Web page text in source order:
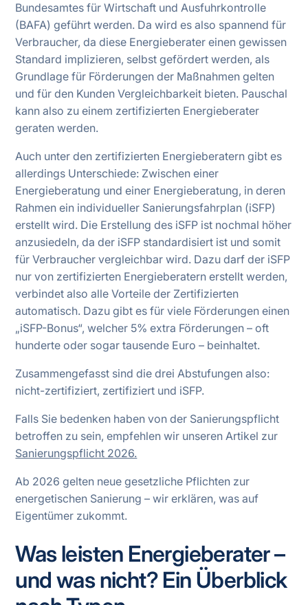
Bundesamtes für Wirtschaft und Ausfuhrkontrolle
(BAFA) geführt werden. Da wird es also spannend für
Verbraucher, da diese Energieberater einen gewissen
Standard implizieren, selbst gefördert werden, als
Grundlage für Förderungen der Maßnahmen gelten
und für den Kunden Vergleichbarkeit bieten. Pauschal
kann also zu einem zertifizierten Energieberater
geraten werden.
Auch unter den zertifizierten Energieberatern gibt es
allerdings Unterschiede: Zwischen einer
Energieberatung und einer Energieberatung, in deren
Rahmen ein individueller Sanierungsfahrplan (iSFP)
erstellt wird. Die Erstellung des iSFP ist nochmal höher
anzusiedeln, da der iSFP standardisiert ist und somit
für Verbraucher vergleichbar wird. Dazu darf der iSFP
nur von zertifizierten Energieberatern erstellt werden,
verbindet also alle Vorteile der Zertifizierten
automatisch. Dazu gibt es für viele Förderungen einen
„iSFP-Bonus“, welcher 5% extra Förderungen – oft
hunderte oder sogar tausende Euro – beinhaltet.
Zusammengefasst sind die drei Abstufungen also:
nicht-zertifiziert, zertifiziert und iSFP.
Falls Sie bedenken haben von der Sanierungspflicht
betroffen zu sein, empfehlen wir unseren Artikel zur
Sanierungspflicht 2026.
Ab 2026 gelten neue gesetzliche Pflichten zur
energetischen Sanierung – wir erklären, was auf
Eigentümer zukommt.
Was leisten Energieberater –
und was nicht? Ein Überblick